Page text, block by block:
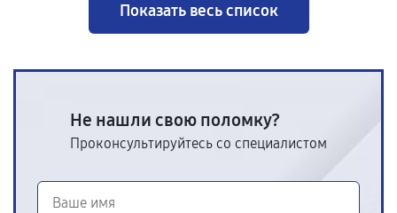
Показать весь список
Не нашли свою поломку?
Проконсультируйтесь со специалистом